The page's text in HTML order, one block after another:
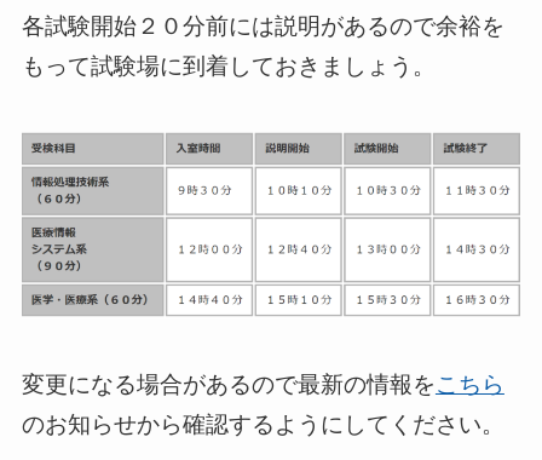
各試験開始２０分前には説明があるので余裕を
もって試験場に到着しておきましょう。
変更になる場合があるので最新の情報をこちら
のお知らせから確認するようにしてください。